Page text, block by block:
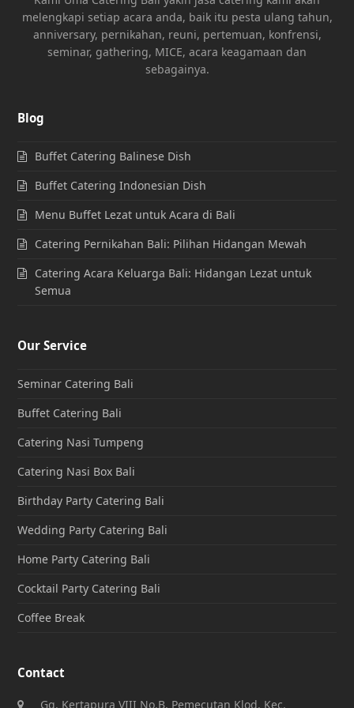
melengkapi setiap acara anda, baik itu pesta ulang tahun,
anniversary, pernikahan, reuni, pertemuan, konfrensi,
seminar, gathering, MICE, acara keagamaan dan
sebagainya.
Blog
Buffet Catering Balinese Dish
Buffet Catering Indonesian Dish
Menu Buffet Lezat untuk Acara di Bali
Catering Pernikahan Bali: Pilihan Hidangan Mewah
Catering Acara Keluarga Bali: Hidangan Lezat untuk
Semua
Our Service
Seminar Catering Bali
Buffet Catering Bali
Catering Nasi Tumpeng
Catering Nasi Box Bali
Birthday Party Catering Bali
Wedding Party Catering Bali
Home Party Catering Bali
Cocktail Party Catering Bali
Coffee Break
Contact
Gg. Kertapura VIII No.B, Pemecutan Klod, Kec.